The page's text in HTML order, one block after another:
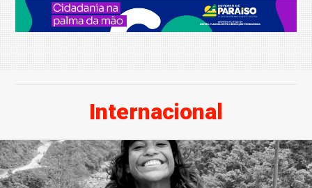
Internacional